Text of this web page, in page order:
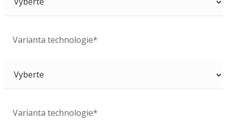
Varianta technologie*
Varianta technologie*